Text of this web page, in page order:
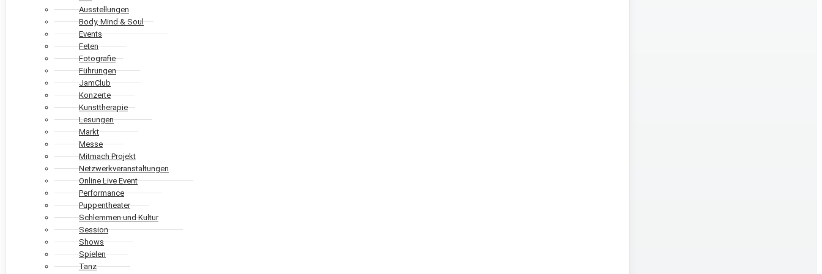
Ausstellungen
Body, Mind & Soul
Events
Feten
Fotografie
Führungen
JamClub
Konzerte
Kunsttherapie
Lesungen
Markt
Messe
Mitmach Projekt
Netzwerkveranstaltungen
Online Live Event
Performance
Puppentheater
Schlemmen und Kultur
Session
Shows
Spielen
Tanz